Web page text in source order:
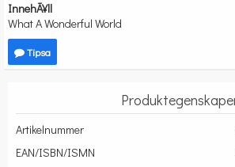
InnehÃ¥ll
What A Wonderful World
Tipsa
Artikelnummer
EAN/ISBN/ISMN